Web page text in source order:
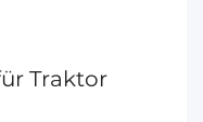
Traktor